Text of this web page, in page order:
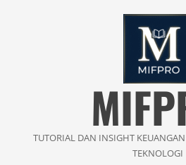
TUTORIAL DAN INSIGHT
TEKNOLOGI